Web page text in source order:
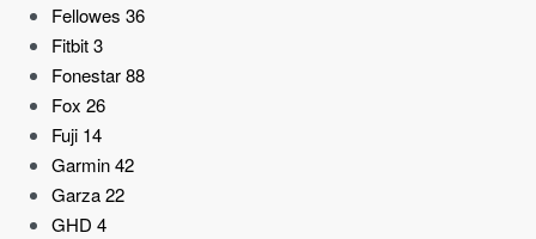
Fellowes 36
Fitbit3
Fonestar88
Fox 26
Fuji 14
Garmin42
Garza22
GHD 4